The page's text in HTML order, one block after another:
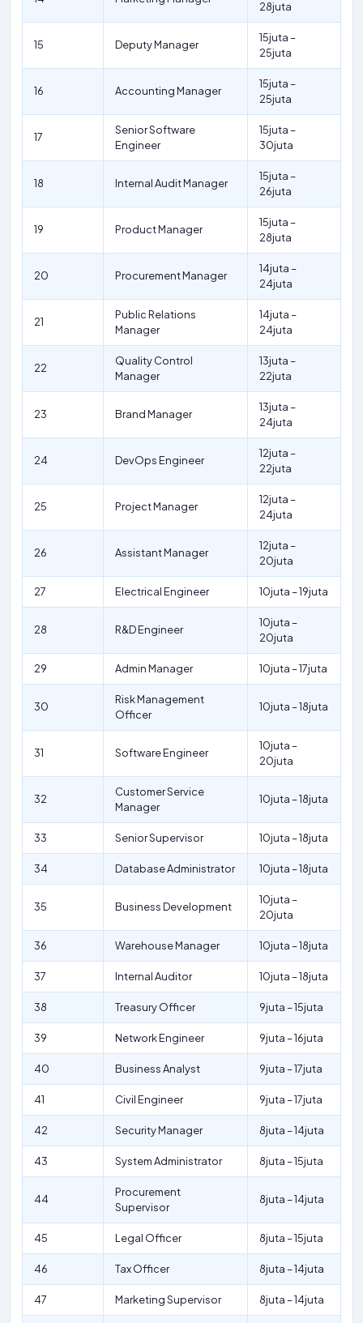
28juta
15 Deputy Manager
15juta –
25juta
16 Accounting Manager
15juta –
25juta
17
Senior Software
Engineer
15juta –
30juta
18 Internal Audit Manager
15juta –
26juta
19 Product Manager
15juta –
28juta
20 Procurement Manager
14juta –
24juta
21
Public Relations
Manager
14juta –
24juta
22
Quality Control
Manager
13juta –
22juta
23 Brand Manager
13juta –
24juta
24 DevOps Engineer
12juta –
22juta
25 Project Manager
12juta –
24juta
26 Assistant Manager
12juta –
20juta
27 Electrical Engineer 10juta – 19juta
28 R&D Engineer
10juta –
20juta
29 Admin Manager 10juta – 17juta
30
Risk Management
Officer
10juta – 18juta
31 Software Engineer
10juta –
20juta
32
Customer Service
Manager
10juta – 18juta
33 Senior Supervisor 10juta – 18juta
34 Database Administrator 10juta – 18juta
35 Business Development
10juta –
20juta
36 Warehouse Manager 10juta – 18juta
37 Internal Auditor 10juta – 18juta
38 Treasury Officer 9juta – 15juta
39 Network Engineer 9juta – 16juta
40 Business Analyst 9juta – 17juta
41 Civil Engineer 9juta – 17juta
42 Security Manager 8juta – 14juta
43 System Administrator 8juta – 15juta
44
Procurement
Supervisor
8juta – 14juta
45 Legal Officer 8juta – 15juta
46 Tax Officer 8juta – 14juta
47 Marketing Supervisor 8juta – 14juta